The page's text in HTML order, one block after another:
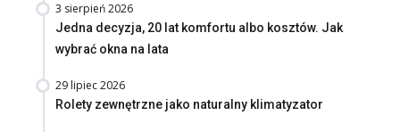
3 sierpień 2026
Jedna decyzja, 20 lat komfortu albo kosztów. Jak
wybrać okna na lata
29 lipiec 2026
Rolety zewnętrzne jako naturalny klimatyzator